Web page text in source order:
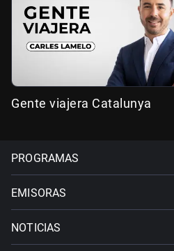
Gente viajera Catalunya
PROGRAMAS
EMISORAS
NOTICIAS